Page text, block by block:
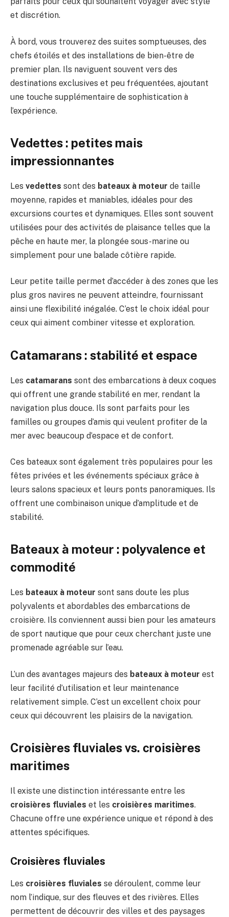
et discrétion.
À bord, vous trouverez des suites somptueuses, des
chefs étoilés et des installations de bien-être de
premier plan. Ils naviguent souvent vers des
destinations exclusives et peu fréquentées, ajoutant
une touche supplémentaire de sophistication à
l’expérience.
Vedettes : petites mais
impressionnantes
Les vedettes sont des bateaux à moteur de taille
moyenne, rapides et maniables, idéales pour des
excursions courtes et dynamiques. Elles sont souvent
utilisées pour des activités de plaisance telles que la
pêche en haute mer, la plongée sous-marine ou
simplement pour une balade côtière rapide.
Leur petite taille permet d’accéder à des zones que les
plus gros navires ne peuvent atteindre, fournissant
ainsi une flexibilité inégalée. C’est le choix idéal pour
ceux qui aiment combiner vitesse et exploration.
Catamarans : stabilité et espace
Les catamarans sont des embarcations à deux coques
qui offrent une grande stabilité en mer, rendant la
navigation plus douce. Ils sont parfaits pour les
familles ou groupes d’amis qui veulent profiter de la
mer avec beaucoup d’espace et de confort.
Ces bateaux sont également très populaires pour les
fêtes privées et les événements spéciaux grâce à
leurs salons spacieux et leurs ponts panoramiques. Ils
offrent une combinaison unique d’amplitude et de
stabilité.
Bateaux à moteur : polyvalence et
commodité
Les bateaux à moteur sont sans doute les plus
polyvalents et abordables des embarcations de
croisière. Ils conviennent aussi bien pour les amateurs
de sport nautique que pour ceux cherchant juste une
promenade agréable sur l’eau.
L’un des avantages majeurs des bateaux à moteur est
leur facilité d’utilisation et leur maintenance
relativement simple. C’est un excellent choix pour
ceux qui découvrent les plaisirs de la navigation.
Croisières fluviales vs. croisières
maritimes
Il existe une distinction intéressante entre les
croisières fluviales et les croisières maritimes.
Chacune offre une expérience unique et répond à des
attentes spécifiques.
Croisières fluviales
Les croisières fluviales se déroulent, comme leur
nom l’indique, sur des fleuves et des rivières. Elles
permettent de découvrir des villes et des paysages